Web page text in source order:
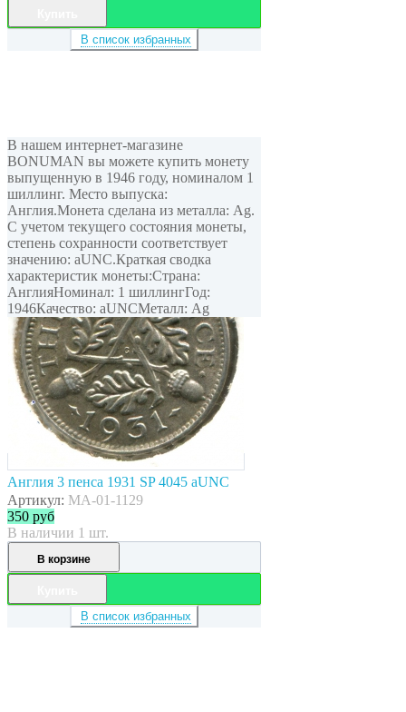
В список избранных
В нашем интернет-магазине
BONUMAN вы можете купить монету
выпущенную в 1946 году, номиналом 1
шиллинг. Место выпуска:
Англия.Монета сделана из металла: Ag.
С учетом текущего состояния монеты,
степень сохранности соответствует
значению: aUNC.Краткая сводка
характеристик монеты:Страна:
АнглияНоминал: 1 шиллингГод:
1946Качество: aUNCМеталл: Ag
Англия 3 пенса 1931 SP 4045 aUNC
Артикул: MA-01-1129
350 руб
В наличии 1 шт.
В корзине
В список избранных